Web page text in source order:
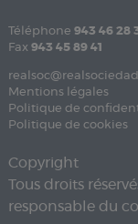
Téléphone 943 46 28
Fax 943 45 89 41
Mentions légales
Politique de
Politique de cookies
Copyright
Tous droits
responsable du